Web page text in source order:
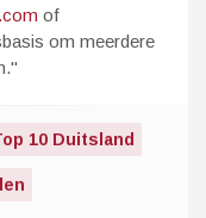
of
om meerdere
10 Duitsland